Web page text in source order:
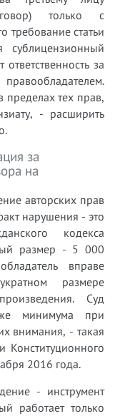
только с
требование статьи
за
пределах тех прав,
- расширить
за
на
авторских прав
нарушения - это
кодекса
размер - 5 000
вправе
размере
Суд
минимума при
внимания, - такая
Конституционного
2016 года.
- инструмент
работает только